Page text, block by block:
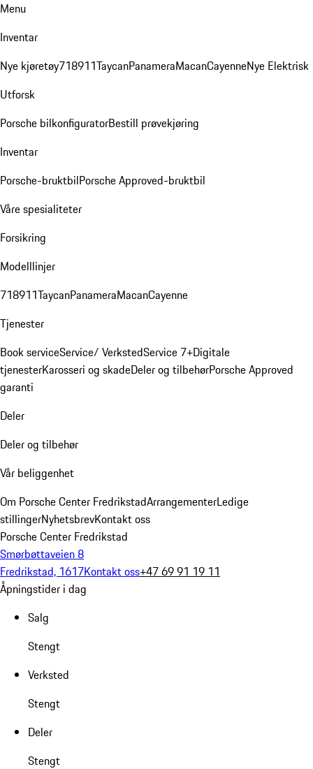
Menu
Inventar
Nye kjøretøy718911TaycanPanameraMacanCayenneNye Elektrisk
Utforsk
Porsche bilkonfiguratorBestill prøvekjøring
Inventar
Porsche-bruktbilPorsche Approved-bruktbil
Våre spesialiteter
Forsikring
Modelllinjer
718911TaycanPanameraMacanCayenne
Tjenester
Book serviceService/ VerkstedService 7+Digitale
tjenesterKarosseri og skadeDeler og tilbehørPorsche Approved
garanti
Deler
Deler og tilbehør
Vår beliggenhet
Om Porsche Center FredrikstadArrangementerLedige
stillingerNyhetsbrevKontakt oss
Porsche Center Fredrikstad
Smørbøttaveien 8
Fredrikstad, 1617Kontakt oss+47 69 91 19 11
Åpningstider i dag
Salg
Stengt
Verksted
Stengt
Deler
Stengt